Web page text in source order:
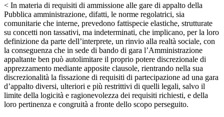
< In materia di requisiti di ammissione alle gare di appalto della
Pubblica amministrazione, difatti, le norme regolatrici, sia
comunitarie che interne, prevedono fattispecie elastiche, strutturate
su concetti non tassativi, ma indeterminati, che implicano, per la loro
definizione da parte dell’interprete, un rinvio alla realtà sociale, con
la conseguenza che in sede di bando di gara l’Amministrazione
appaltante ben può autolimitare il proprio potere discrezionale di
apprezzamento mediante apposite clausole, rientrando nella sua
discrezionalità la fissazione di requisiti di partecipazione ad una gara
d’appalto diversi, ulteriori e più restrittivi di quelli legali, salvo il
limite della logicità e ragionevolezza dei requisiti richiesti, e della
loro pertinenza e congruità a fronte dello scopo perseguito.